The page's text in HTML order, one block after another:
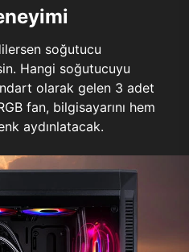
soğutucu
Hangi soğutucuyu
olarak gelen 3 adet
fan, bilgisayarını hem
aydınlatacak.